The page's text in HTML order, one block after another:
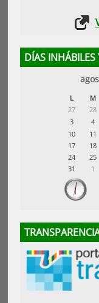
DÍAS INHÁBILES
L M
27
28
3
4
10
11
17
18
24
25
31
1